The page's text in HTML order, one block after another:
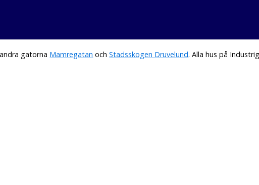
gatorna Mamregatan ochStadsskogen Druvelund. Alla hus på